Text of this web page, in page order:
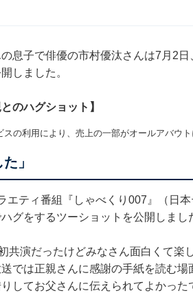
息子で俳優の市村優汰さんは7月2日
しました。
のハグショット】
の利用により、売上の一部がオールアバウト
」
ティ番組『しゃべくり007』（日本
グをするツーショットを公開しまし
共演だったけどみなさん面白くて楽
では正親さんに感謝の手紙を読む
してお父さんに伝えられてよかっ